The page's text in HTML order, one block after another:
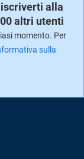
alla
altri utenti
momento. Per
sulla